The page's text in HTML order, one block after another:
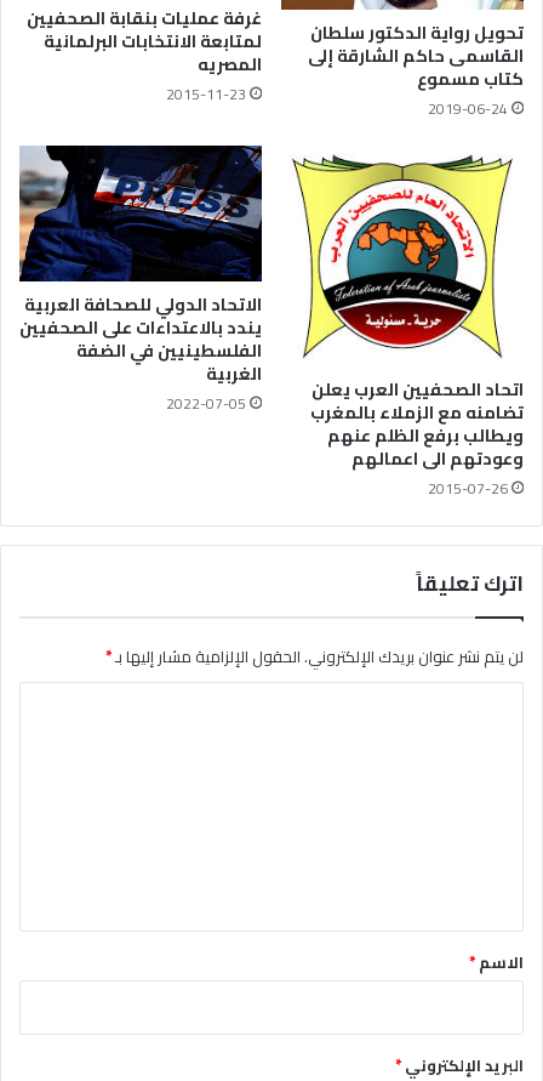
تحويل رواية الدكتور سلطان
القاسمى حاكم الشارقة إلى
كتاب مسموع
2019-06-24
غرفة عمليات بنقابة الصحفيين
لمتابعة الانتخابات البرلمانية
المصريه
2015-11-23
اتحاد الصحفيين العرب يعلن
تضامنه مع الزملاء بالمغرب
ويطالب برفع الظلم عنهم
وعودتهم الى اعمالهم
2015-07-26
الاتحاد الدولي للصحافة العربية
يندد بالاعتداءات على الصحفيين
الفلسطينيين في الضفة
الغربية
2022-07-05
اترك تعليقاً
لن يتم نشر عنوان بريدك الإلكتروني.الحقول الإلزامية مشار إليها بـ*
*الاسم*
البريد الإلكتروني*